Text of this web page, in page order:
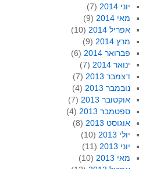
יוני 2014
(7)
מאי 2014
(9)
אפריל 2014
(10)
מרץ 2014
(9)
פברואר 2014
(6)
ינואר 2014
(7)
דצמבר 2013
(7)
נובמבר 2013
(4)
אוקטובר 2013
(7)
ספטמבר 2013
(4)
אוגוסט 2013
(8)
יולי 2013
(10)
יוני 2013
(11)
מאי 2013
(10)